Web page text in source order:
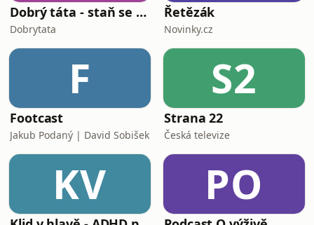
Dobrý táta - staň se tátou, kterého bys sám chtěl mít
Dobrytata
Řetězák
Novinky.cz
F
Footcast
Jakub Podaný | David Sobišek
S2
Strana 22
Česká televize
KV PO